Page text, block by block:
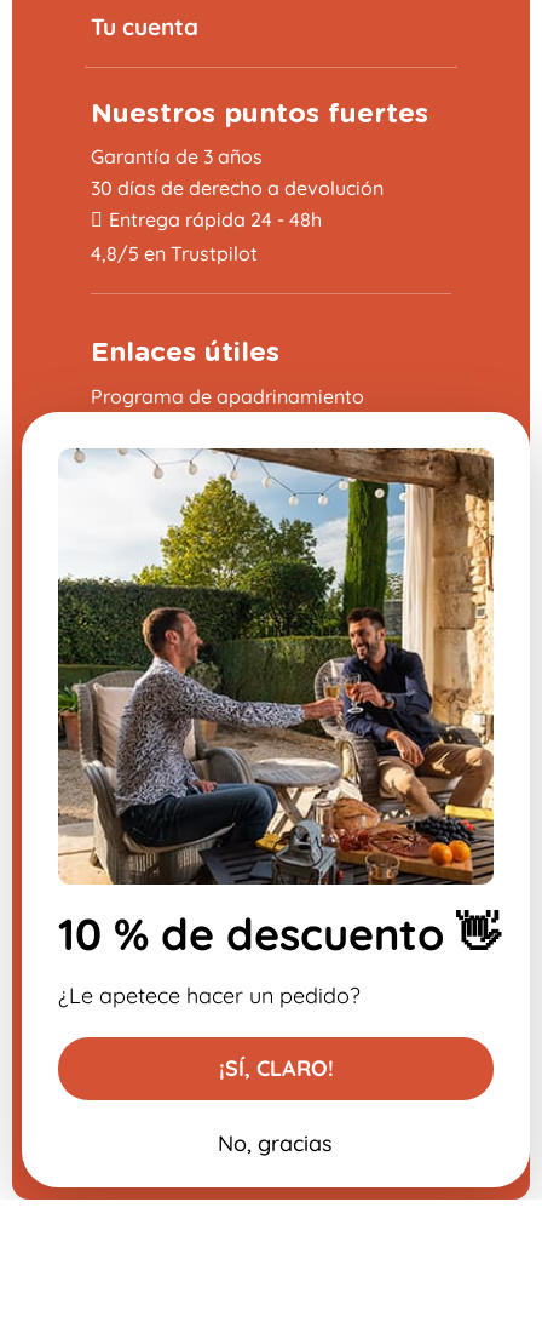
Añadir al carrito
Tu cuenta
Nuestros puntos fuertes
Garantía de 3 años
30 días de derecho a devolución
Entrega rápida 24 - 48h
4,8/5 en Trustpilot
Enlaces útiles
Programa de apadrinamiento
CGV
Aviso legal
Contáctanos
Configuración de cookies
¿Tienes una pregunta sobre
uno de nuestros productos?
Envíenos un mensaje y le
responderemos lo antes posible.
​
-10% en su primer pedido
10 % de descuento 👋
¿Le apetece hacer un pedido?
No, gracias
¡SÍ, CLARO!